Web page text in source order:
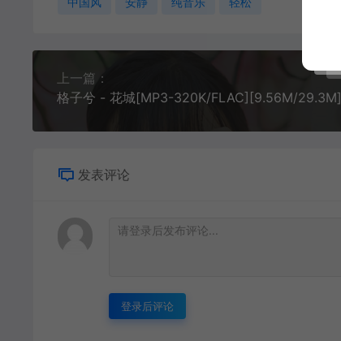
上一篇：
格子兮 - 花城[MP3-320K/FLAC][9.56M/29.3M]
发表评论
登录后评论